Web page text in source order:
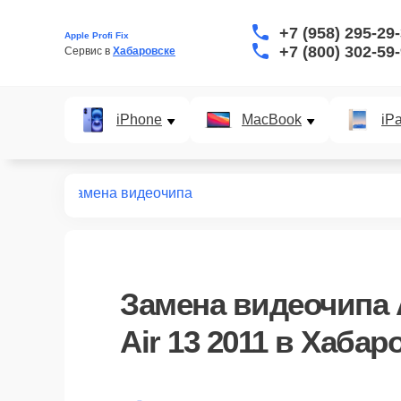
Apple Profi Fix
Сервис в Хабаровске
+7 (958) 295-
+7 (800) 302-
iPhone MacBook
Замена видеочипа
Замена видеочипа
Air 13 2011 в